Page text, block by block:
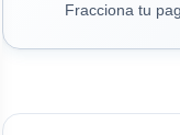
Fracciona tu